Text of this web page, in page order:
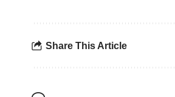
Share This Article